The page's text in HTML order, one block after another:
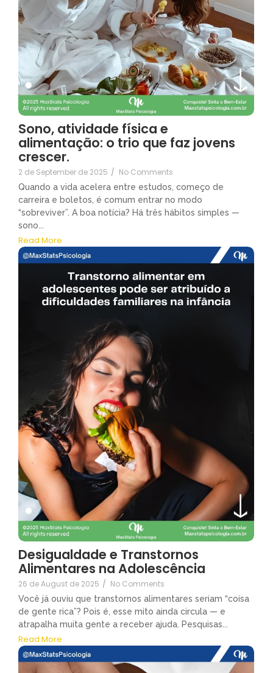
Sono, atividade física e
alimentação: o trio que faz jovens
crescer.
2 de September de 2025 / No Comments
Quando a vida acelera entre estudos, começo de
carreira e boletos, é comum entrar no modo
“sobreviver”. A boa notícia? Há três hábitos simples —
sono...
Read More
Desigualdade e Transtornos
Alimentares na Adolescência
26 de August de 2025 / No Comments
Você já ouviu que transtornos alimentares seriam “coisa
de gente rica”? Pois é, esse mito ainda circula — e
atrapalha muita gente a receber ajuda. Pesquisas...
Read More